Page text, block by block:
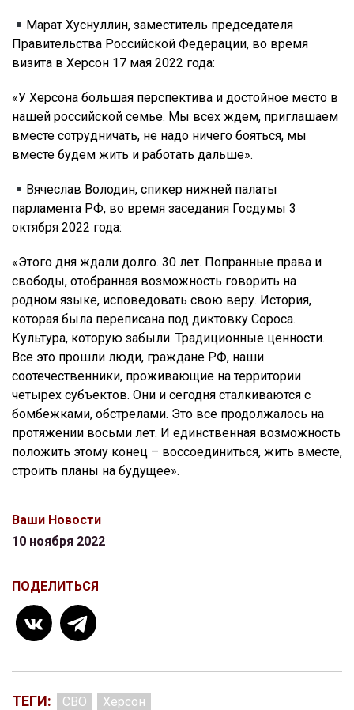
Марат Хуснуллин, заместитель председателя
Правительства Российской Федерации, во время
визита в Херсон 17 мая 2022 года:
«У Херсона большая перспектива и достойное место в
нашей российской семье. Мы всех ждем, приглашаем
вместе сотрудничать, не надо ничего бояться, мы
вместе будем жить и работать дальше».
Вячеслав Володин, спикер нижней палаты
парламента РФ, во время заседания Госдумы 3
октября 2022 года:
«Этого дня ждали долго. 30 лет. Попранные права и
свободы, отобранная возможность говорить на
родном языке, исповедовать свою веру. История,
которая была переписана под диктовку Сороса.
Культура, которую забыли. Традиционные ценности.
Все это прошли люди, граждане РФ, наши
соотечественники, проживающие на территории
четырех субъектов. Они и сегодня сталкиваются с
бомбежками, обстрелами. Это все продолжалось на
протяжении восьми лет. И единственная возможность
положить этому конец – воссоединиться, жить вместе,
строить планы на будущее».
Ваши Новости
10 ноября 2022
ПОДЕЛИТЬСЯ
ТЕГИ: СВО Херсон